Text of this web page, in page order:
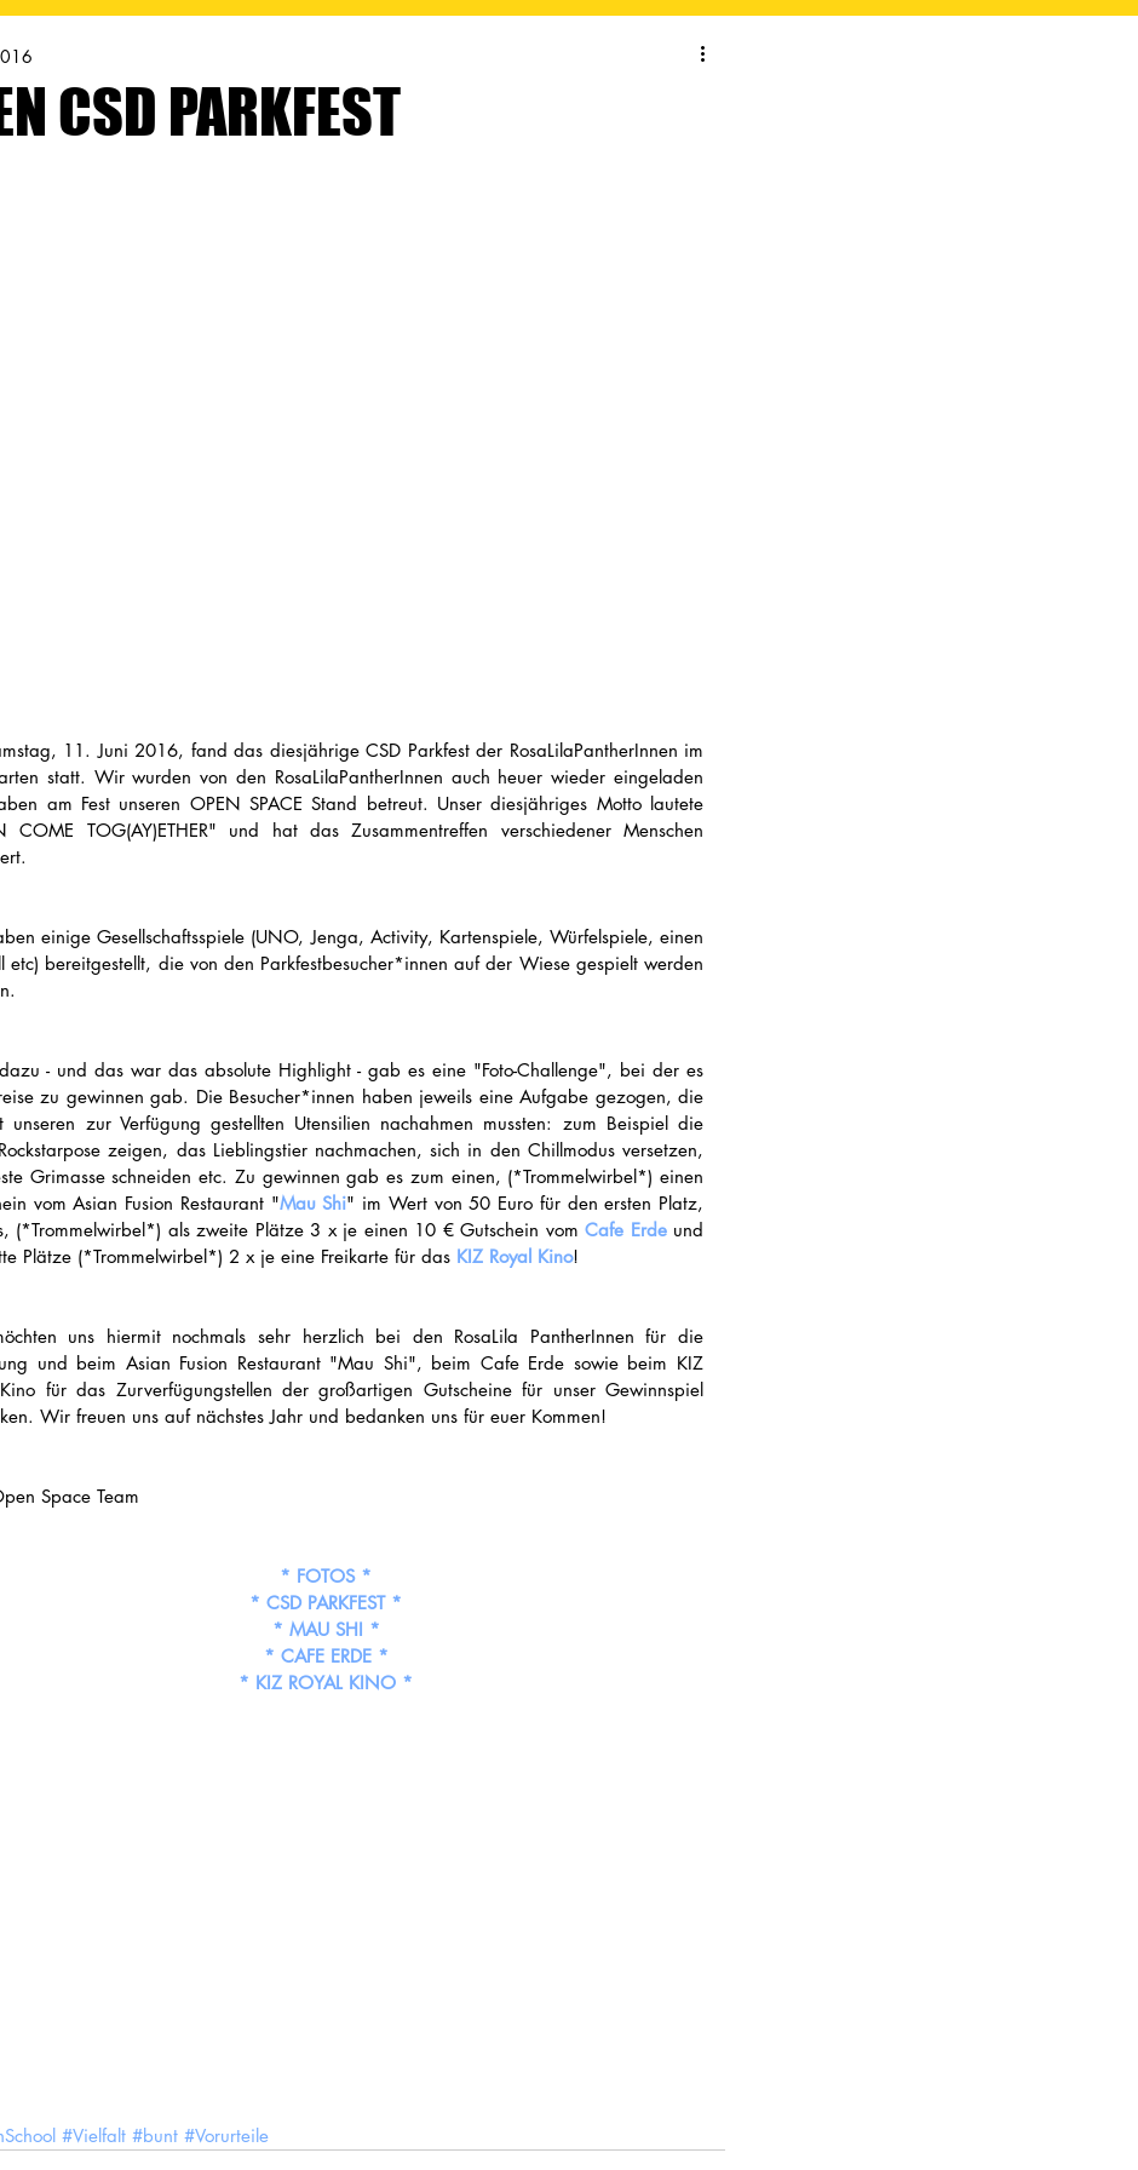
CSD PARKFEST
11. Juni 2016, fand das diesjährige CSD Parkfest der RosaLilaPantherInnen im
statt. Wir wurden von den RosaLilaPantherInnen auch heuer wieder eingeladen
am Fest unseren OPEN SPACE Stand betreut. Unser diesjähriges Motto lautete
COME TOG(AY)ETHER" und hat das Zusammentreffen verschiedener Menschen
einige Gesellschaftsspiele (UNO, Jenga, Activity, Kartenspiele, Würfelspiele, einen
etc) bereitgestellt, die von den Parkfestbesucher*innen auf der Wiese gespielt werden
- und das war das absolute Highlight - gab es eine "Foto-Challenge", bei der es
zu gewinnen gab. Die Besucher*innen haben jeweils eine Aufgabe gezogen, die
unseren zur Verfügung gestellten Utensilien nachahmen mussten: zum Beispiel die
zeigen, das Lieblingstier nachmachen, sich in den Chillmodus versetzen,
Grimasse schneiden etc. Zu gewinnen gab es zum einen, (*Trommelwirbel*) einen
vom Asian Fusion Restaurant "Mau Shi" im Wert von 50 Euro für den ersten Platz,
(*Trommelwirbel*) als zweite Plätze 3 x je einen 10 € Gutschein vom Cafe Erde und
Plätze (*Trommelwirbel*) 2 x je eine Freikarte für das KIZ Royal Kino!
uns hiermit nochmals sehr herzlich bei den RosaLila PantherInnen für die
und beim Asian Fusion Restaurant "Mau Shi", beim Cafe Erde sowie beim KIZ
für das Zurverfügungstellen der großartigen Gutscheine für unser Gewinnspiel
Wir freuen uns auf nächstes Jahr und bedanken uns für euer Kommen!
Space Team
* FOTOS *
* CSD PARKFEST *
* MAU SHI *
* CAFE ERDE *
* KIZ ROYAL KINO *
#Vielfalt #bunt #Vorurteile